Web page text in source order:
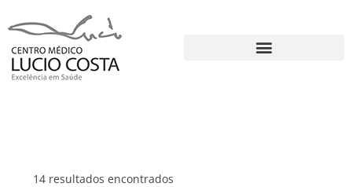
14 resultados encontrados